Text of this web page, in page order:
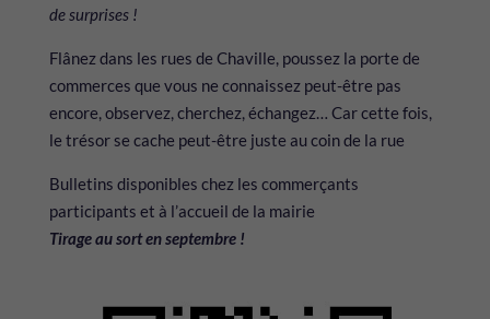
de surprises !
Flânez dans les rues de Chaville, poussez la porte de
commerces que vous ne connaissez peut-être pas
encore, observez, cherchez, échangez… Car cette fois,
le trésor se cache peut-être juste au coin de la rue
Bulletins disponibles chez les commerçants
participants et à l’accueil de la mairie
Tirage au sort en septembre !